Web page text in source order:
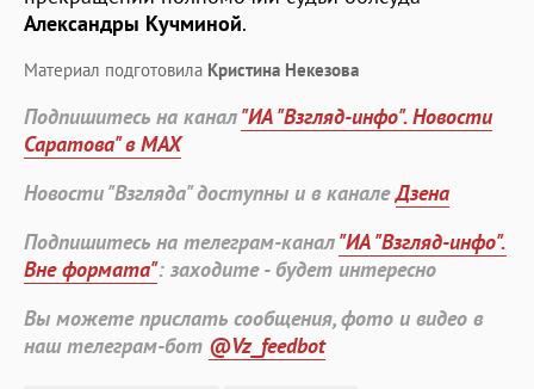
Александры Кучминой.
Материал подготовила Кристина Некезова
Подпишитесь на канал"ИА "Взгляд-инфо". Новости
Саратова" в MAX
Новости "Взгляда" доступны и в каналеДзена
Подпишитесь на телеграм-канал"ИА "Взгляд-инфо".
Вне формата": заходите - будет интересно
Вы можете прислать сообщения, фото и видео в
наш телеграм-бот @Vz_feedbot